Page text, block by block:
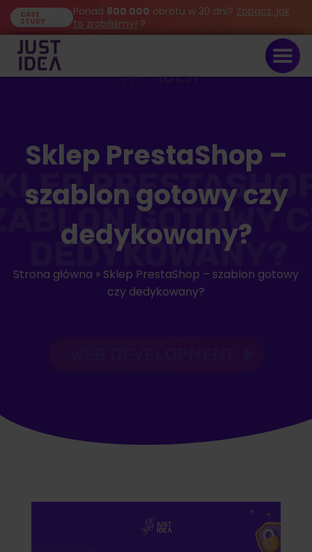
CASE
STUDY
Ponad 800 000 obrotu w 30 dni? Zobacz, jak
to zrobiliśmy! ?
Sklep PrestaShop –
szablon gotowy czy
dedykowany?
Strona główna » Sklep PrestaShop – szablon gotowy
czy dedykowany?